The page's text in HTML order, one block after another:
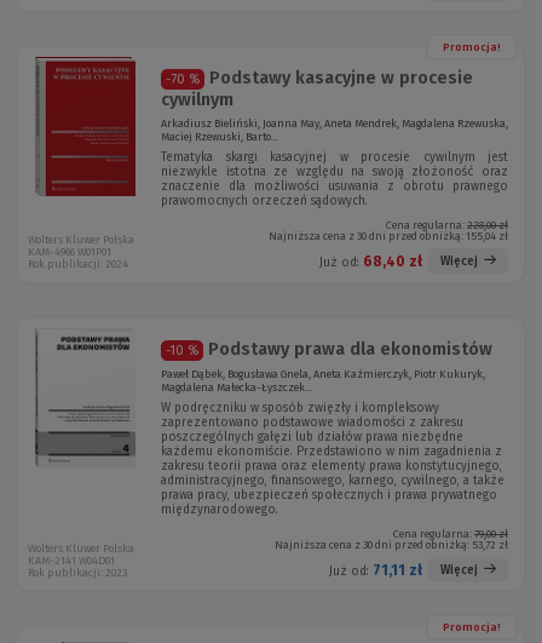
Promocja!
-70 %
Podstawy kasacyjne w procesie
cywilnym
Arkadiusz Bieliński, Joanna May, Aneta Mendrek, Magdalena Rzewuska,
Maciej Rzewuski, Barto...
Tematyka skargi kasacyjnej w procesie cywilnym jest
niezwykle istotna ze względu na swoją złożoność oraz
znaczenie dla możliwości usuwania z obrotu prawnego
prawomocnych orzeczeń sądowych.
Cena regularna: 228,00 zł
Najniższa cena z 30 dni przed obniżką: 155,04 zł
Już od: 68,40 zł Więcej
Wolters Kluwer Polska
KAM-4966 W01P01
Rok publikacji: 2024
-10 % Podstawy prawa dla ekonomistów
Paweł Dąbek, Bogusława Gnela, Aneta Kaźmierczyk, Piotr Kukuryk,
Magdalena Małecka-Łyszczek...
W podręczniku w sposób zwięzły i kompleksowy
zaprezentowano podstawowe wiadomości z zakresu
poszczególnych gałęzi lub działów prawa niezbędne
każdemu ekonomiście. Przedstawiono w nim zagadnienia z
zakresu teorii prawa oraz elementy prawa konstytucyjnego,
administracyjnego, finansowego, karnego, cywilnego, a także
prawa pracy, ubezpieczeń społecznych i prawa prywatnego
międzynarodowego.
Cena regularna: 79,00 zł
Najniższa cena z 30 dni przed obniżką: 53,72 zł
Już od: 71,11 zł Więcej
Wolters Kluwer Polska
KAM-2141 W04D01
Rok publikacji: 2023
Promocja!